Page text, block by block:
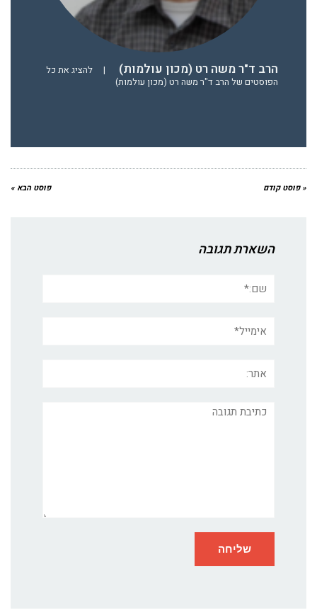
הרב ד"ר משה רט (מכון עולמות) |
להציג את כל
הפוסטים של הרב ד"ר משה רט (מכון עולמות)
« פוסט קודם פוסט הבא »
השארת תגובה
תגובה